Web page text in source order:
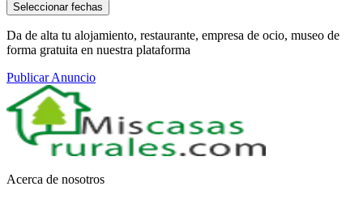
Seleccionar fechas
Da de alta tu alojamiento, restaurante, empresa de ocio, museo de
forma gratuita en nuestra plataforma
Publicar Anuncio
Acerca de nosotros